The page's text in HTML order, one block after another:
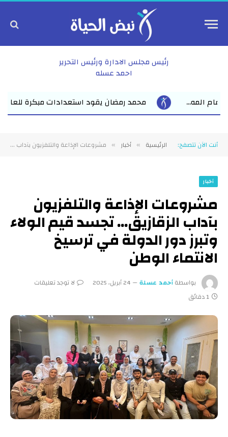
رئيس مجلس الادارة ورئيس التحرير
احمد عسله
استعدادات مبكرة للعام الدراسي الجديد بفاقوس لقاء موسع يجمع
أنت الآن تتصفح: الرئيسية » أخبار » مشروعات الإذاعة والتلفزيون بآداب الزقازيق… تجسد قيم الولاء وتبرز دور الدولة في ترسيخ الانتماء الوطن
أخبار
مشروعات الإذاعة والتلفزيون
بآداب الزقازيق… تجسد قيم الولاء
وتبرز دور الدولة في ترسيخ
الانتماء الوطن
بواسطةأحمد عسلة 24 أبريل، 2025
لا توجد تعليقات
1 دقائق